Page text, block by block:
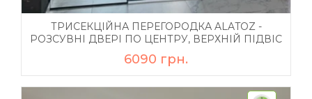
ТРИСЕКЦІЙНА ПЕРЕГОРОДКА ALATOZ -
РОЗСУВНІ ДВЕРІ ПО ЦЕНТРУ, ВЕРХНІЙ ПІДВІС
6090 грн.